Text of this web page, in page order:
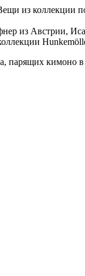
из коллекции
из Австрии,
парящих кимоно